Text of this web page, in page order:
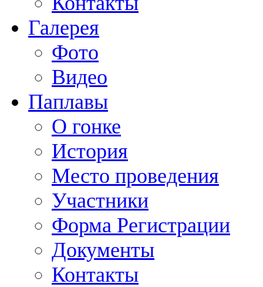
Галерея
Фото
Видео
Паплавы
О гонке
История
Место проведения
Участники
Форма Регистрации
Документы
Контакты